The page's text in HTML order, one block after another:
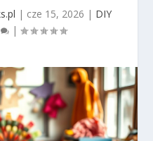
| cze 15, 2026 | DIY
|